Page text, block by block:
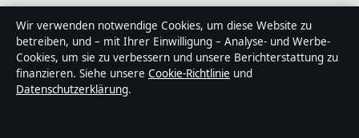
Lagepunkt ist ein unabhängiger digitaler
Nachrichtenanbieter mit Fokus auf Politik, Wirtschaft,
Technik und Gesellschaft in Deutschland. Jeder Artikel
trägt eine Byline, wird von einem Redakteur geprüft
und vor der Veröffentlichung faktengecheckt.
Wir verwenden notwendige Cookies, um diese Website zu
betreiben, und – mit Ihrer Einwilligung – Analyse- und Werbe-
Cookies, um sie zu verbessern und unsere Berichterstattung zu
finanzieren. Siehe unsere Cookie-Richtlinie und
Datenschutzerklärung.